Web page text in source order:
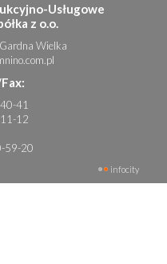
Usługowe
z o.o.
Wielka
41
12
59-20
infocity